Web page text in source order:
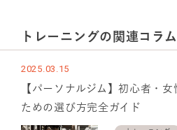
トレーニングの関連コラム
2025.03.15
【パーソナルジム】初心者・
ための選び方完全ガイド